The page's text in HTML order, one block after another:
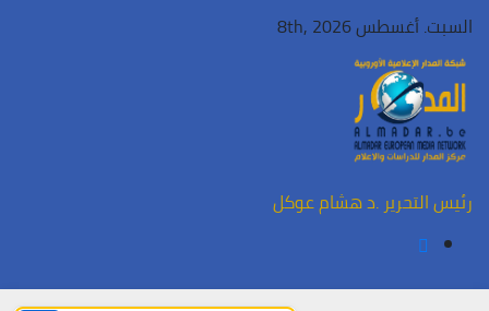
Skip
content
السبت. أغسطس 8th, 2026
رئيس التحرير .د هشام عوكل